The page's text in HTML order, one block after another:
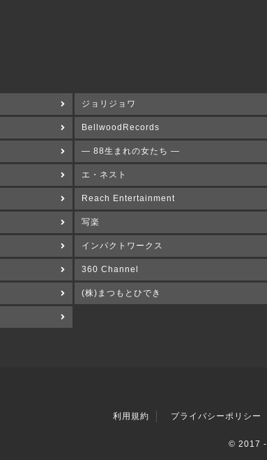
ジョリジョワ
BellwoodRecords
― 88生まれの女たち ―
エ・ネスト
Reach Entertainment
写楽
インパクトワークス
360 Channel
(株)まつもとひでき
利用規約 プライバシーポリシー
© 2017 -